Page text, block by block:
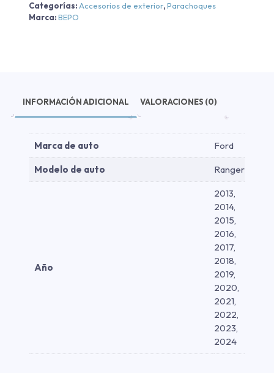
-
Negra
Categorías:Accesorios de exterior,Parachoques
Marca:BEPO
INFORMACIÓN ADICIONAL VALORACIONES (0)
Marca de auto Ford
Modelo de auto Ranger
Año
2013,
2014,
2015,
2016,
2017,
2018,
2019,
2020,
2021,
2022,
2023,
2024